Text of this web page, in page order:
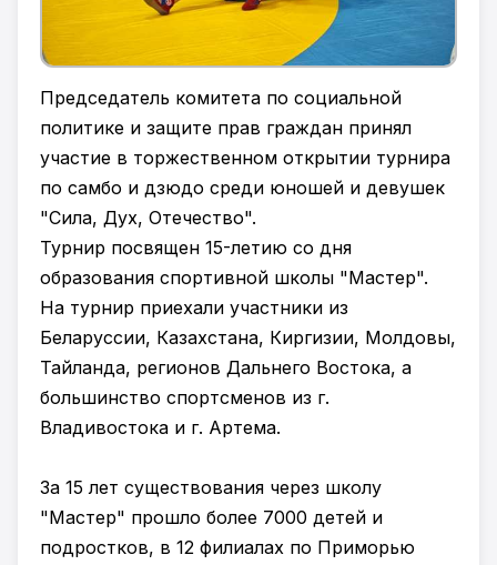
Председатель комитета по социальной
политике и защите прав граждан принял
участие в торжественном открытии турнира
по самбо и дзюдо среди юношей и девушек
"Сила, Дух, Отечество".
Турнир посвящен 15-летию со дня
образования спортивной школы "Мастер".
На турнир приехали участники из
Беларуссии, Казахстана, Киргизии, Молдовы,
Тайланда, регионов Дальнего Востока, а
большинство спортсменов из г.
Владивостока и г. Артема.
За 15 лет существования через школу
"Мастер" прошло более 7000 детей и
подростков, в 12 филиалах по Приморью